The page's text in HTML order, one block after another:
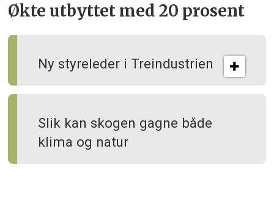
Økte utbyttet med 20 prosent
Ny styreleder i Treindustrien
Slik kan skogen gagne både
klima og natur